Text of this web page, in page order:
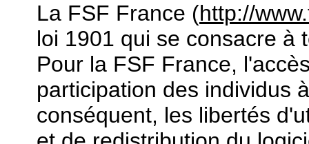
La FSF France (http://
loi 1901 qui se consacre à
Pour la FSF France,
participation des individus
conséquent, les libertés